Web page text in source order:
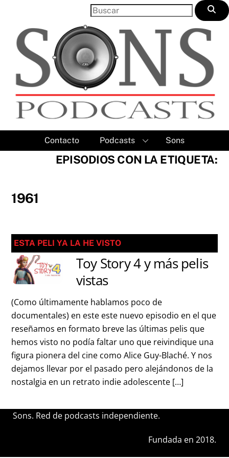
content
Contacto Podcasts Sons
EPISODIOS CON LA ETIQUETA:
1961
ESTA PELI YA LA HE VISTO
Toy Story 4 y más pelis
vistas
(Como últimamente hablamos poco de
documentales) en este este nuevo episodio en el que
reseñamos en formato breve las últimas pelis que
hemos visto no podía faltar uno que reivindique una
figura pionera del cine como Alice Guy-Blaché. Y nos
dejamos llevar por el pasado pero alejándonos de la
nostalgia en un retrato indie adolescente […]
Sons. Red de podcasts independiente.
Fundada en 2018.